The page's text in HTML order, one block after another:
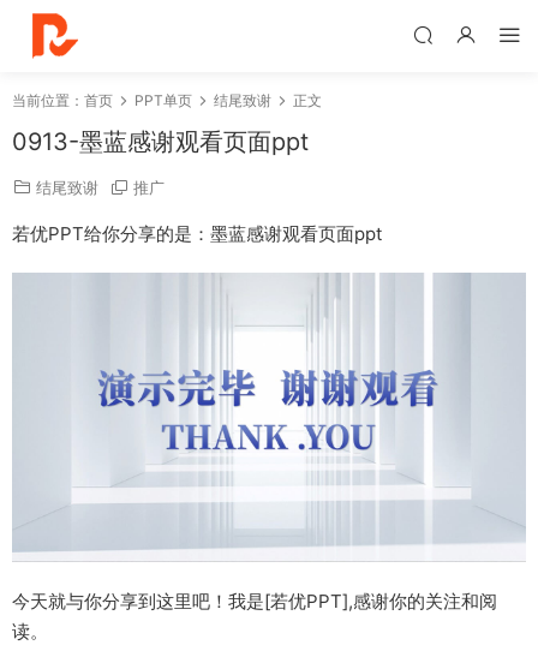
当前位置： 首页 PPT单页 结尾致谢 正文
0913-墨蓝感谢观看页面ppt
结尾致谢 推广
若优PPT给你分享的是：墨蓝感谢观看页面ppt
今天就与你分享到这里吧！我是[若优PPT],感谢你的关注和阅
读。